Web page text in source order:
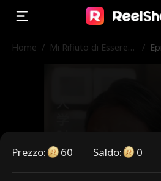
Home / Mi Rifiuto di Essere
/
Prezzo: 60 Saldo: 0